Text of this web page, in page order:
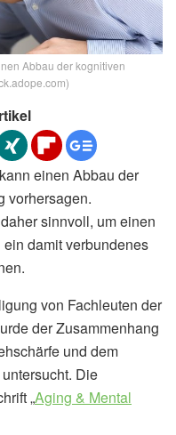
Abbau der kognitiven
einen Abbau der
vorhersagen.
sinnvoll, um einen
damit verbundenes
von Fachleuten der
der Zusammenhang
und dem
Die
„Aging & Mental